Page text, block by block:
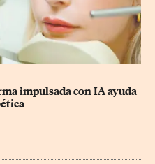
impulsada con IA ayuda